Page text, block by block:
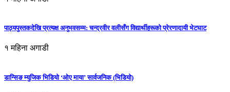
पाठ्यपुस्तकदेखि प्रत्यक्ष अनुभवसम्म: चन्द्रवीर वलीसँग विद्यार्थीहरूको प्रेरणादायी भेटघाट
१ महिना अगाडी
डान्सिङ म्युजिक भिडियो ‘ओए माया’ सार्वजनिक (भिडियो)